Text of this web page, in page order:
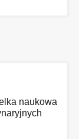
naukowa